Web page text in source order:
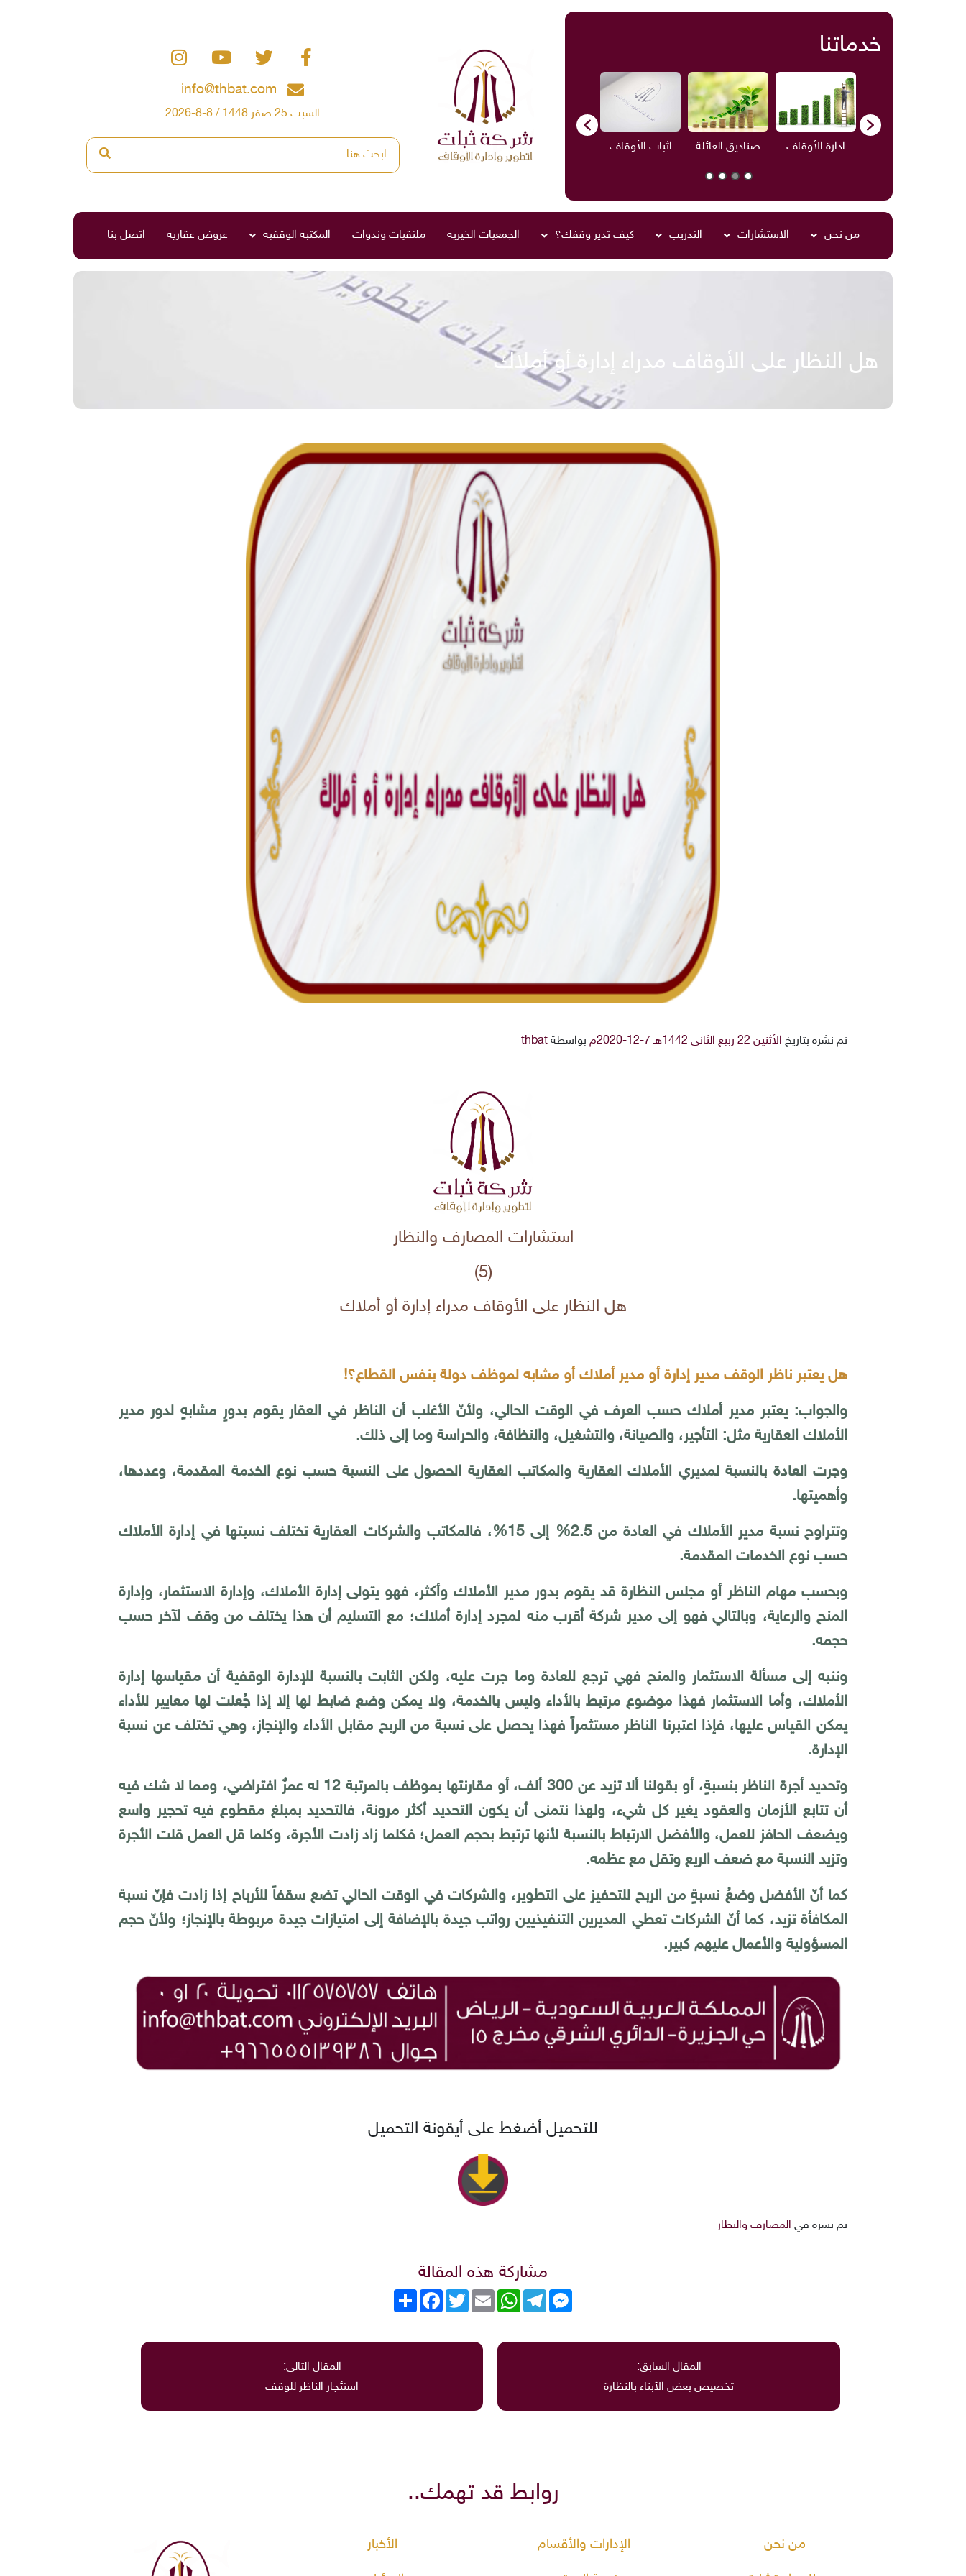
خدماتنا
ادارة الأوقاف صناديق العائلة اثبات الأوقاف الاستشارات ادارة الأوقاف صناديق العائلة
info@thbat.com
السبت 25 صفر 1448 / 8-8-2026
من نحن الاستشارات التدريب كيف تدير وقفك؟ الجمعيات الخيرية ملتقيات وندوات المكتبة الوقفية عروض عقارية اتصل بنا
هل النظار على الأوقاف مدراء إدارة أو أملاك
تم نشره بتاريخ الأثنين 22 ربيع الثاني 1442هـ 7-12-2020م بواسطة thbat
استشارات المصارف والنظار
(5)
هل النظار على الأوقاف مدراء إدارة أو أملاك
هل يعتبر ناظر الوقف مدير إدارة أو مدير أملاك أو مشابه لموظف دولة بنفس القطاع؟!
والجواب: يعتبر مدير أملاك حسب العرف في الوقت الحالي، ولأنّ الأغلب أن الناظر في العقار يقوم بدورٍ مشابهٍ لدور مدير
الأملاك العقارية مثل: التأجير، والصيانة، والتشغيل، والنظافة، والحراسة وما إلى ذلك.
وجرت العادة بالنسبة لمديري الأملاك العقارية والمكاتب العقارية الحصول على النسبة حسب نوع الخدمة المقدمة، وعددها،
وأهميتها.
وتتراوح نسبة مدير الأملاك في العادة من 2.5% إلى 15%، فالمكاتب والشركات العقارية تختلف نسبتها في إدارة الأملاك
حسب نوع الخدمات المقدمة.
وبحسب مهام الناظر أو مجلس النظارة قد يقوم بدور مدير الأملاك وأكثر، فهو يتولى إدارة الأملاك، وإدارة الاستثمار، وإدارة
المنح والرعاية، وبالتالي فهو إلى مدير شركة أقرب منه لمجرد إدارة أملاك؛ مع التسليم أن هذا يختلف من وقف لآخر حسب
حجمه.
وننبه إلى مسألة الاستثمار والمنح فهي ترجع للعادة وما جرت عليه، ولكن الثابت بالنسبة للإدارة الوقفية أن مقياسها إدارة
الأملاك، وأما الاستثمار فهذا موضوع مرتبط بالأداء وليس بالخدمة، ولا يمكن وضع ضابط لها إلا إذا جُعلت لها معايير للأداء
يمكن القياس عليها، فإذا اعتبرنا الناظر مستثمراً فهذا يحصل على نسبة من الربح مقابل الأداء والإنجاز، وهي تختلف عن نسبة
الإدارة.
وتحديد أجرة الناظر بنسبةٍ، أو بقولنا ألا تزيد عن 300 ألف، أو مقارنتها بموظف بالمرتبة 12 له عمرٌ افتراضي، ومما لا شك فيه
أن تتابع الأزمان والعقود يغير كل شيء، ولهذا نتمنى أن يكون التحديد أكثر مرونة، فالتحديد بمبلغ مقطوع فيه تحجير واسع
ويضعف الحافز للعمل، والأفضل الارتباط بالنسبة لأنها ترتبط بحجم العمل؛ فكلما زاد زادت الأجرة، وكلما قل العمل قلت الأجرة
وتزيد النسبة مع ضعف الريع وتقل مع عظمه.
كما أنّ الأفضل وضعُ نسبةٍ من الربح للتحفيز على التطوير، والشركات في الوقت الحالي تضع سقفاً للأرباح إذا زادت فإنّ نسبة
المكافأة تزيد، كما أنّ الشركات تعطي المديرين التنفيذيين رواتب جيدة بالإضافة إلى امتيازات جيدة مربوطة بالإنجاز؛ ولأنّ حجم
المسؤولية والأعمال عليهم كبير.
للتحميل أضغط على أيقونة التحميل
تم نشره في المصارف والنظار
مشاركة هذه المقالة
انشر
FacebookTwitterEmail
WhatsAppTelegram
Messenger
المقال السابق:
تخصيص بعض الأبناء بالنظارة
المقال التالي:
استئجار الناظر للوقف
روابط قد تهمك..
من نحن الإدارات والأقسام الأخبار